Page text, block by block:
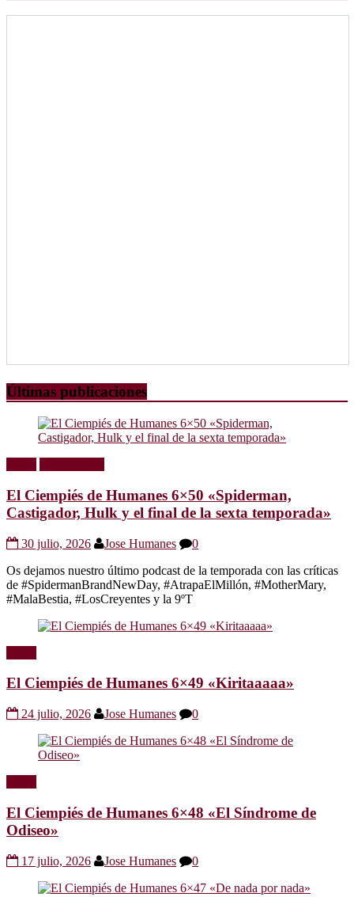
Últimas publicaciones
El Ciempiés de Humanes 6×50 «Spiderman,
Castigador, Hulk y el final de la sexta temporada»
30 julio, 2026 Jose Humanes
0
Os dejamos nuestro último podcast de la temporada con las críticas
de #SpidermanBrandNewDay, #AtrapaElMillón, #MotherMary,
#MalaBestia, #LosCreyentes y la 9ºT
El Ciempiés de Humanes 6×49 «Kiritaaaaa»
24 julio, 2026 Jose Humanes 0
El Ciempiés de Humanes 6×48 «El Síndrome de
Odiseo»
17 julio, 2026 Jose Humanes 0